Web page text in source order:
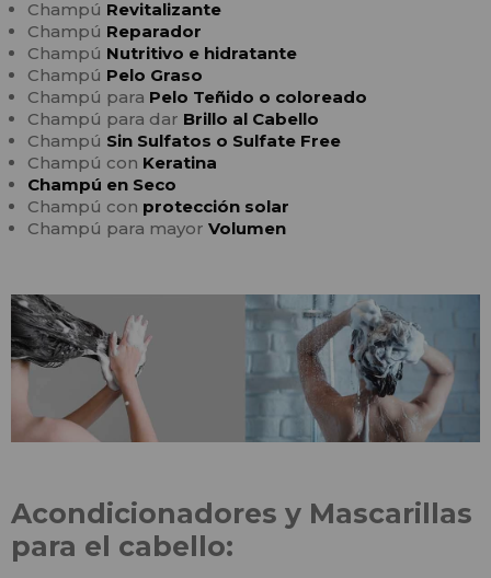
Champú Revitalizante
Champú Reparador
Champú Nutritivo e hidratante
Champú Pelo Graso
Champú para Pelo Teñido o coloreado
Champú para dar Brillo al Cabello
Champú Sin Sulfatos o Sulfate Free
Champú con Keratina
Champú en Seco
Champú con protección solar
Champú para mayor Volumen
Acondicionadores y Mascarillas
para el cabello: